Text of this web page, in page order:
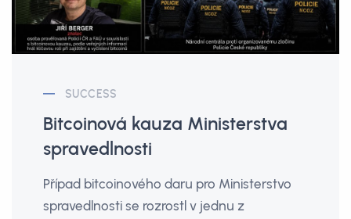
SUCCESS
Bitcoinová kauza Ministerstva
spravedlnosti
Případ bitcoinového daru pro Ministerstvo
spravedlnosti se rozrostl v jednu z